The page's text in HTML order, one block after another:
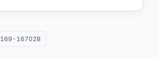
169-167028